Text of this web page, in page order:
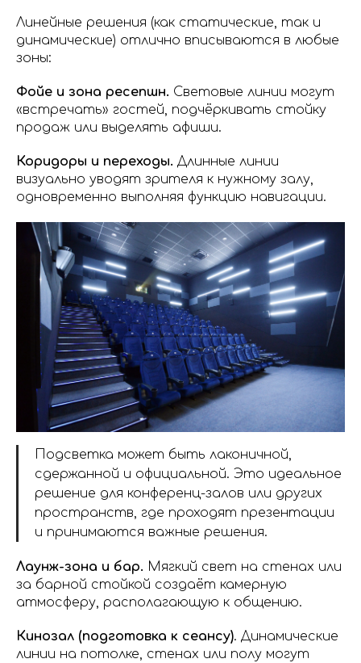
Линейные решения (как статические, так и
динамические) отлично вписываются в любые
зоны:
Фойе и зона ресепшн. Световые линии могут
«встречать» гостей, подчёркивать стойку
продаж или выделять афиши.
Коридоры и переходы. Длинные линии
визуально уводят зрителя к нужному залу,
одновременно выполняя функцию навигации.
Подсветка может быть лаконичной,
сдержанной и официальной. Это идеальное
решение для конференц-залов или других
пространств, где проходят презентации
и принимаются важные решения.
Лаунж-зона и бар. Мягкий свет на стенах или
за барной стойкой создаёт камерную
атмосферу, располагающую к общению.
Кинозал (подготовка к сеансу). Динамические
линии на потолке, стенах или полу могут